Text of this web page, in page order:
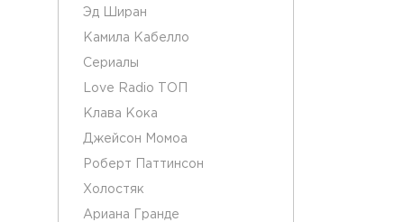
Эд Ширан
Камила Кабелло
Сериалы
Love Radio ТОП
Клава Кока
Джейсон Момоа
Роберт Паттинсон
Холостяк
Ариана Гранде